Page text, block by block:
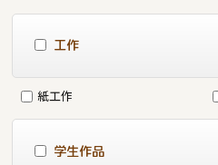
工作
紙工作
学生作品